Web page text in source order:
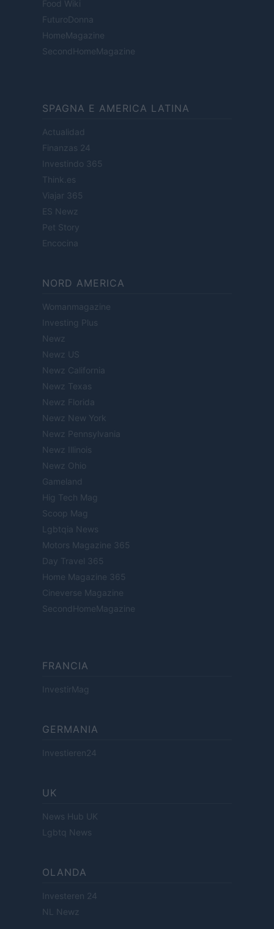
Food Wiki
FuturoDonna
HomeMagazine
SecondHomeMagazine
SPAGNA E AMERICA LATINA
Actualidad
Finanzas 24
Investindo 365
Think.es
Viajar 365
ES Newz
Pet Story
Encocina
NORD AMERICA
Womanmagazine
Investing Plus
Newz
Newz US
Newz California
Newz Texas
Newz Florida
Newz New York
Newz Pennsylvania
Newz Illinois
Newz Ohio
Gameland
Hig Tech Mag
Scoop Mag
Lgbtqia News
Motors Magazine 365
Day Travel 365
Home Magazine 365
Cineverse Magazine
SecondHomeMagazine
FRANCIA
InvestirMag
GERMANIA
Investieren24
UK
News Hub UK
Lgbtq News
OLANDA
Investeren 24
NL Newz